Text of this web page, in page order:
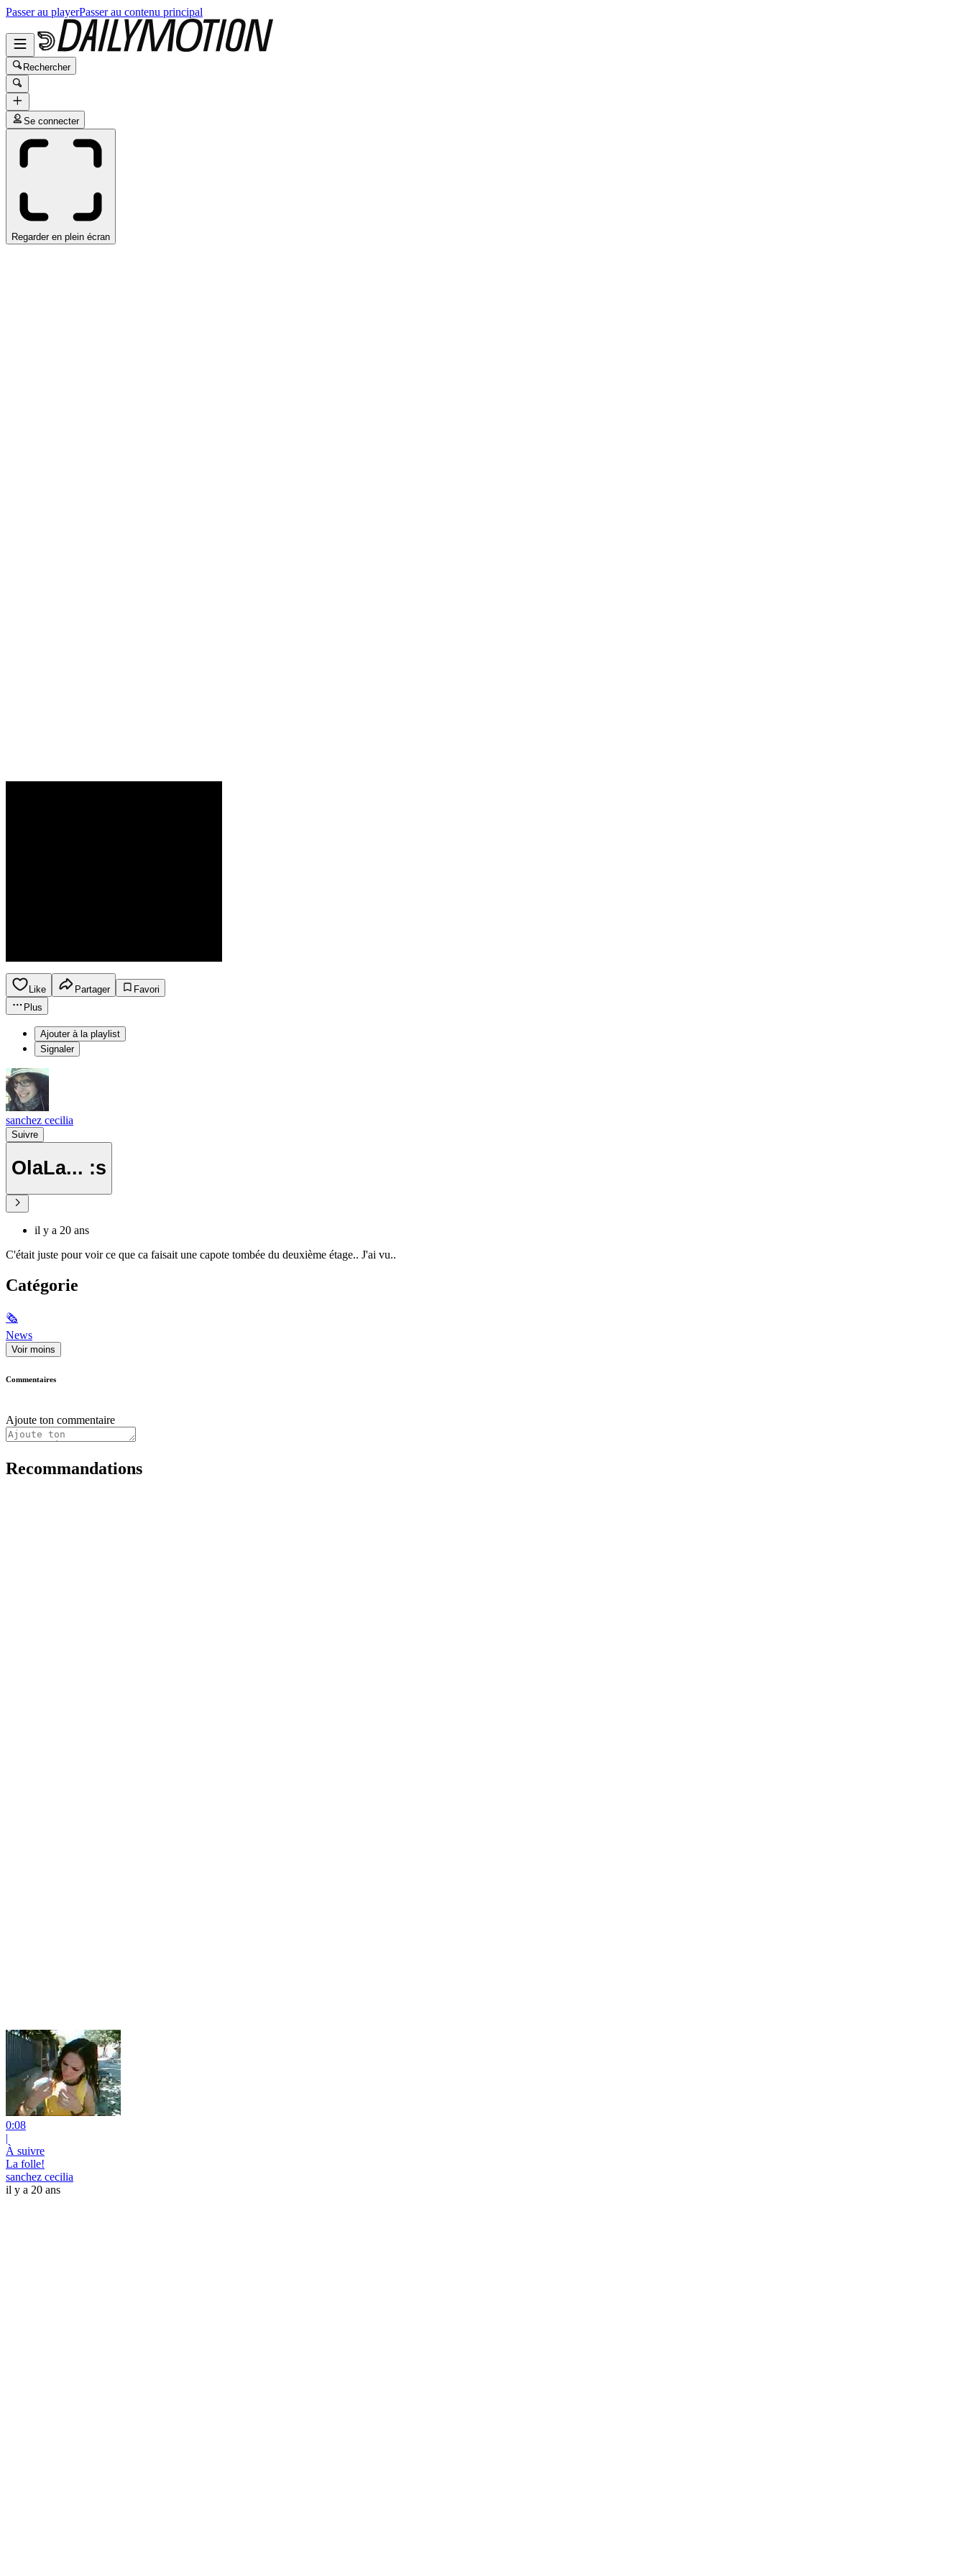
Passer au playerPasser au contenu principal
Rechercher
Se connecter
Regarder en plein écran
Like Partager
Favori
Plus
Ajouter à la playlist
Signaler
sanchez cecilia
Suivre
OlaLa... :s
il y a 20 ans
C'était juste pour voir ce que ca faisait une capote tombée du deuxième étage.. J'ai vu..
Catégorie
🗞
News
Voir moins
Commentaires
Ajoute ton commentaire
Recommandations
0:08
|
À suivre
La folle!
sanchez cecilia
il y a 20 ans